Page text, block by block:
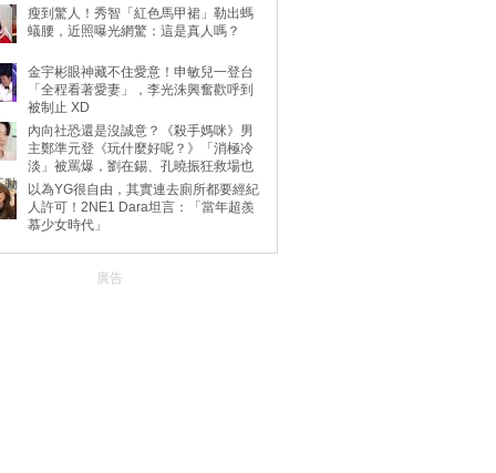
瘦到驚人！秀智「紅色馬甲裙」勒出螞
蟻腰，近照曝光網驚：這是真人嗎？
金宇彬眼神藏不住愛意！申敏兒一登台
「全程看著愛妻」，李光洙興奮歡呼到
被制止 XD
內向社恐還是沒誠意？《殺手媽咪》男
主鄭準元登《玩什麼好呢？》「消極冷
淡」被罵爆，劉在錫、孔曉振狂救場也
動
以為YG很自由，其實連去廁所都要經紀
人許可！2NE1 Dara坦言：「當年超羨
慕少女時代」
廣告